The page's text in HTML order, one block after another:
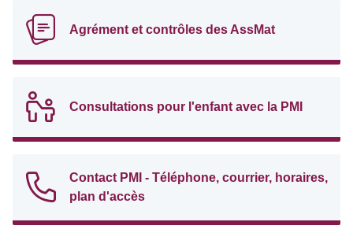
Agrément et contrôles des AssMat
Consultations pour l'enfant avec la PMI
Contact PMI - Téléphone, courrier, horaires,
plan d'accès